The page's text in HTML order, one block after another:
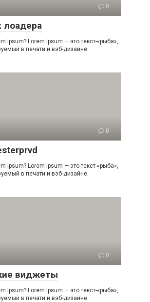
0
лоадера
Ipsum? Lorem Ipsum — это текст-«рыба»,
в печати и вэб-дизайне.
0
Ipsum? Lorem Ipsum — это текст-«рыба»,
в печати и вэб-дизайне.
0
виджеты
Ipsum? Lorem Ipsum — это текст-«рыба»,
в печати и вэб-дизайне.